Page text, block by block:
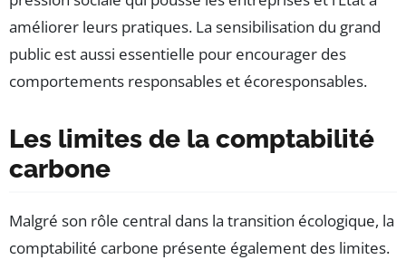
améliorer leurs pratiques. La sensibilisation du grand
public est aussi essentielle pour encourager des
comportements responsables et écoresponsables.
Les limites de la comptabilité
carbone
Malgré son rôle central dans la transition écologique, la
comptabilité carbone présente également des limites.